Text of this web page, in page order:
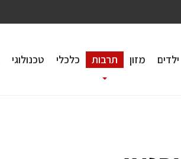
ילדים מזון תרבות כלכלי טכנולוגי